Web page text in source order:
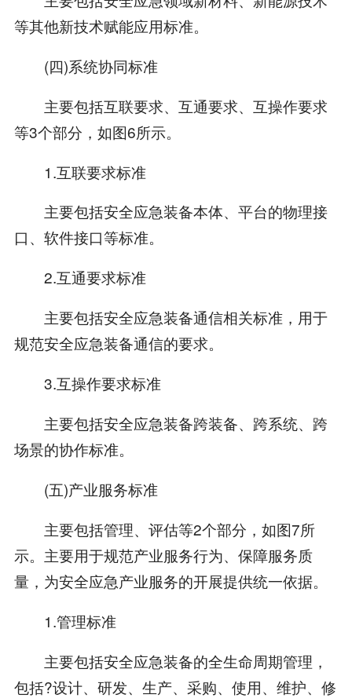
等其他新技术赋能应用标准。
(四)系统协同标准
主要包括互联要求、互通要求、互操作要求
等3个部分，如图6所示。
1.互联要求标准
主要包括安全应急装备本体、平台的物理接
口、软件接口等标准。
2.互通要求标准
主要包括安全应急装备通信相关标准，用于
规范安全应急装备通信的要求。
3.互操作要求标准
主要包括安全应急装备跨装备、跨系统、跨
场景的协作标准。
(五)产业服务标准
主要包括管理、评估等2个部分，如图7所
示。主要用于规范产业服务行为、保障服务质
量，为安全应急产业服务的开展提供统一依据。
1.管理标准
主要包括安全应急装备的全生命周期管理，
包括?设计、研发、生产、采购、使用、维护、修